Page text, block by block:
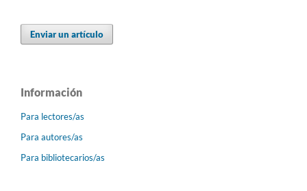
Enviar un artículo
Información
Para lectores/as
Para autores/as
Para bibliotecarios/as